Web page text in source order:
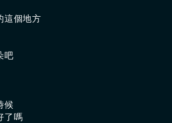
這個地方
吧
候
了嗎